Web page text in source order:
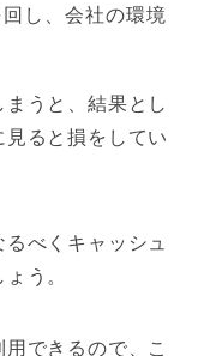
し、会社の環境
うと、結果とし
ると損をしてい
べくキャッシュ
う。
できるので、こ